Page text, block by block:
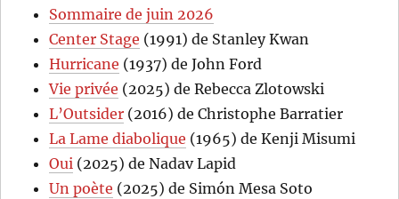
Sommaire de juin 2026
Center Stage (1991) de Stanley Kwan
Hurricane (1937) de John Ford
Vie privée (2025) de Rebecca Zlotowski
L’Outsider (2016) de Christophe Barratier
La Lame diabolique (1965) de Kenji Misumi
Oui (2025) de Nadav Lapid
Un poète (2025) de Simón Mesa Soto